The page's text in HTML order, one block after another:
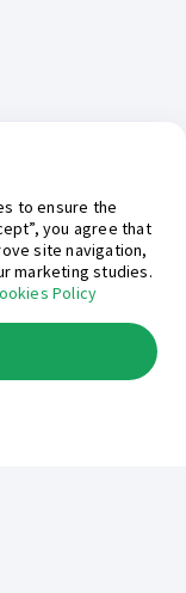
ayudarte hoy?
to ensure the
you agree that
site navigation,
marketing studies.
Policy